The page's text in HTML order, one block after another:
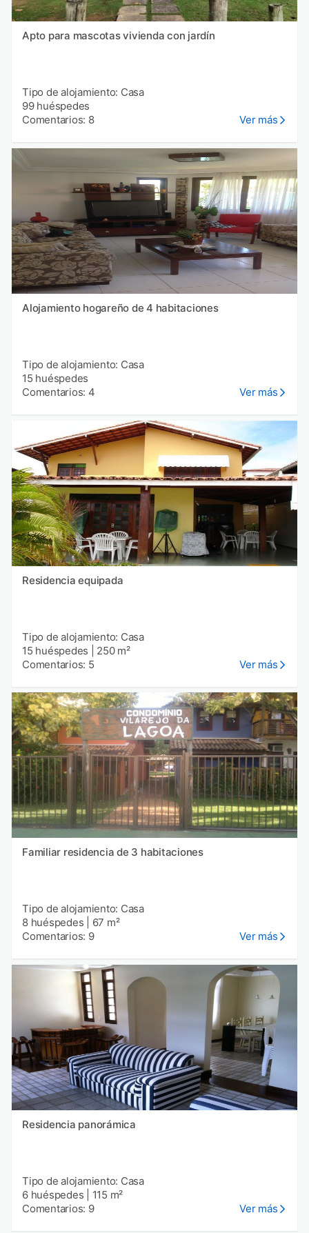
Apto para mascotas vivienda con jardín
Tipo de alojamiento: Casa
99 huéspedes
Comentarios: 8
Ver más
Alojamiento hogareño de 4 habitaciones
Tipo de alojamiento: Casa
15 huéspedes
Comentarios: 4
Ver más
Residencia equipada
Tipo de alojamiento: Casa
15 huéspedes
250 m²
Comentarios: 5
Ver más
Familiar residencia de 3 habitaciones
Tipo de alojamiento: Casa
8 huéspedes
67 m²
Comentarios: 9
Ver más
Residencia panorámica
Tipo de alojamiento: Casa
6 huéspedes
115 m²
Comentarios: 9
Ver más